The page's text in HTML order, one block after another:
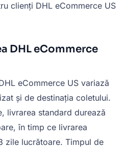
clienți DHL eCommerce US
DHL eCommerce
eCommerce US variază
și de destinația coletului.
livrarea standard durează
în timp ce livrarea
zile lucrătoare. Timpul de